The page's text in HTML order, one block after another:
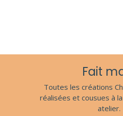
Fait
Toutes les créations
réalisées et cousues à
atelier.